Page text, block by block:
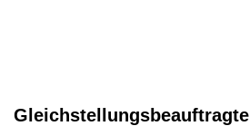
Gleichstellungsbeauftragte